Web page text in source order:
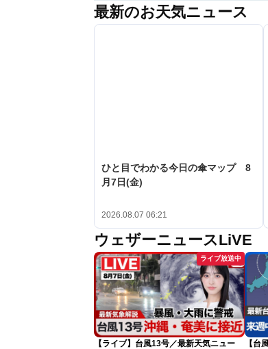
最新のお天気ニュース
ひと目でわかる今日の傘マップ 8
月7日(金)
2026.08.07 06:21
ウェザーニュースLiVE
ライブ放送中
【ライブ】台風13号／最新天気ニュー
【台